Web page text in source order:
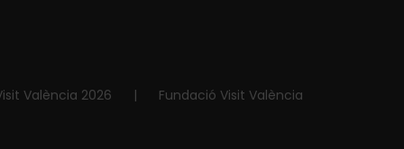
València 2026 | Fundació Visit València